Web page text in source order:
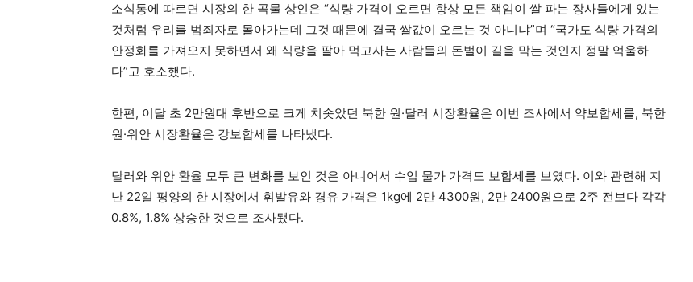
소식통에 따르면 시장의 한 곡물 상인은 “식량 가격이 오르면 항상 모든 책임이 쌀 파는 장사들에게 있는
것처럼 우리를 범죄자로 몰아가는데 그것 때문에 결국 쌀값이 오르는 것 아니냐”며 “국가도 식량 가격의
안정화를 가져오지 못하면서 왜 식량을 팔아 먹고사는 사람들의 돈벌이 길을 막는 것인지 정말 억울하
다”고 호소했다.
한편, 이달 초 2만원대 후반으로 크게 치솟았던 북한 원·달러 시장환율은 이번 조사에서 약보합세를, 북한
원·위안 시장환율은 강보합세를 나타냈다.
달러와 위안 환율 모두 큰 변화를 보인 것은 아니어서 수입 물가 가격도 보합세를 보였다. 이와 관련해 지
난 22일 평양의 한 시장에서 휘발유와 경유 가격은 1kg에 2만 4300원, 2만 2400원으로 2주 전보다 각각
0.8%, 1.8% 상승한 것으로 조사됐다.